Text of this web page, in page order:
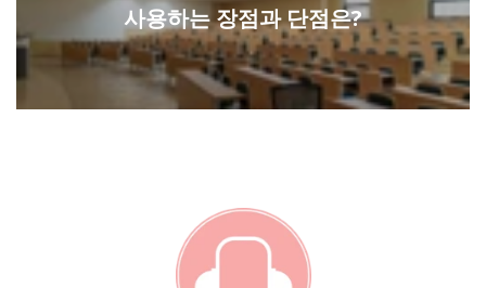
사용하는 장점과 단점은?